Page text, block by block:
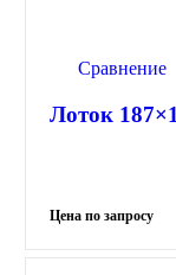
Сравнение
Лоток